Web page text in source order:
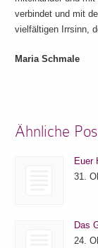
verbindet und mit
vielfältigen Irrsinn,
Maria Schmale
Ähnliche
Euer
31.
Das
24.